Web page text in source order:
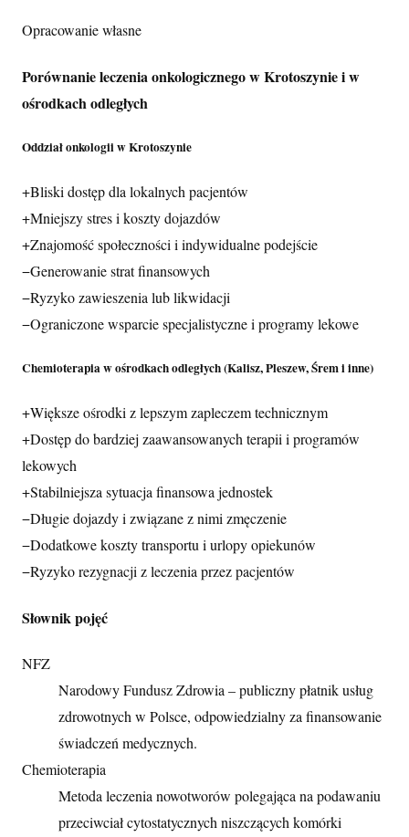
Opracowanie własne
Porównanie leczenia onkologicznego w Krotoszynie i w
ośrodkach odległych
Oddział onkologii w Krotoszynie
+Bliski dostęp dla lokalnych pacjentów
+Mniejszy stres i koszty dojazdów
+Znajomość społeczności i indywidualne podejście
−Generowanie strat finansowych
−Ryzyko zawieszenia lub likwidacji
−Ograniczone wsparcie specjalistyczne i programy lekowe
Chemioterapia w ośrodkach odległych (Kalisz, Pleszew, Śrem i inne)
+Większe ośrodki z lepszym zapleczem technicznym
+Dostęp do bardziej zaawansowanych terapii i programów
lekowych
+Stabilniejsza sytuacja finansowa jednostek
−Długie dojazdy i związane z nimi zmęczenie
−Dodatkowe koszty transportu i urlopy opiekunów
−Ryzyko rezygnacji z leczenia przez pacjentów
Słownik pojęć
NFZ
Narodowy Fundusz Zdrowia – publiczny płatnik usług
zdrowotnych w Polsce, odpowiedzialny za finansowanie
świadczeń medycznych.
Chemioterapia
Metoda leczenia nowotworów polegająca na podawaniu
przeciwciał cytostatycznych niszczących komórki